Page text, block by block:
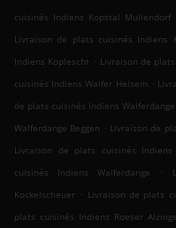
cuisinés Indiens Kopstal Mullendorf
Livraison de plats cuisinés Indiens
Indiens Koplescht . Livraison de
cuisinés Indiens Walfer Helsem .
de plats cuisinés Indiens
Walferdange Beggen . Livraison de
Livraison de plats cuisinés Indiens
cuisinés Indiens Walferdange
.
Kockelscheuer . Livraison de plats
plats cuisinés Indiens Roeser